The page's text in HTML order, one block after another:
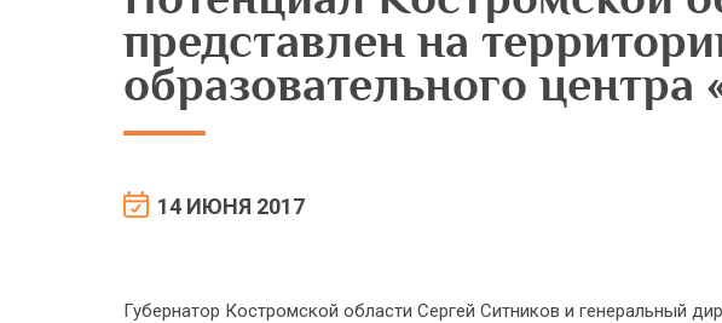
представлен на
образовательного
14 ИЮНЯ 2017
Губернатор Костромской области Сергей Ситников и генеральный